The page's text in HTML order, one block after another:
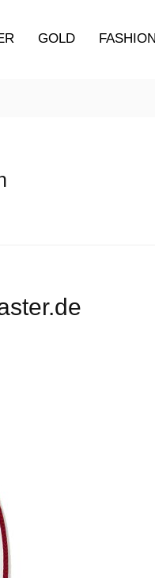
GOLD FASHION